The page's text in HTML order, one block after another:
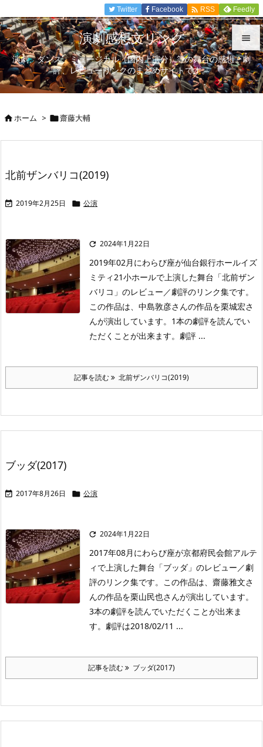


メニュ

Twitter Facebook  RSS Feedly
演劇感想文リンク
演劇、ダンス、ミュージカル（国内上演分）等の舞台の感想、劇
評、レビューリンクのまとめサイトです。
ホーム > 齋藤大輔
北前ザンバリコ(2019)
 2019年2月25日  公演
 2024年1月22日
2019年02月にわらび座が仙台銀行ホールイズ
ミティ21小ホールで上演した舞台「北前ザン
バリコ」のレビュー／劇評のリンク集です。
この作品は、中島敦彦さんの作品を栗城宏さ
んが演出しています。1本の劇評を読んでい
ただくことが出来ます。劇評 ...
記事を読む 北前ザンバリコ(2019)
ブッダ(2017)
 2017年8月26日  公演
 2024年1月22日
2017年08月にわらび座が京都府民会館アルテ
ィで上演した舞台「ブッダ」のレビュー／劇
評のリンク集です。この作品は、齋藤雅文さ
んの作品を栗山民也さんが演出しています。
3本の劇評を読んでいただくことが出来ま
す。劇評は2018/02/11 ...
記事を読む ブッダ(2017)